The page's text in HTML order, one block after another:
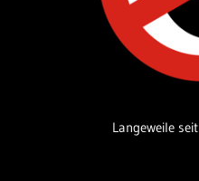
Langeweile seit